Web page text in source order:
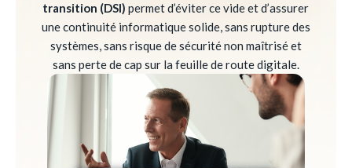
transition (DSI) permet d’éviter ce vide et d’assurer
une continuité informatique solide, sans rupture des
systèmes, sans risque de sécurité non maîtrisé et
sans perte de cap sur la feuille de route digitale.